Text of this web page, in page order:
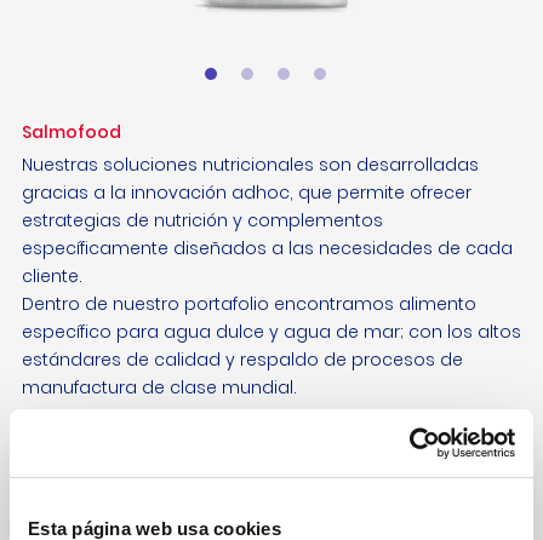
Esta página web usa cookies
Salmofood
Nuestras soluciones nutricionales son desarrolladas
gracias a la innovación adhoc, que permite ofrecer
estrategias de nutrición y complementos
específicamente diseñados a las necesidades de cada
cliente.
Dentro de nuestro portafolio encontramos alimento
específico para agua dulce y agua de mar; con los altos
estándares de calidad y respaldo de procesos de
manufactura de clase mundial.